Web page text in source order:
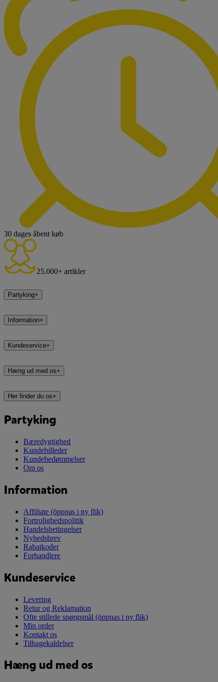
30 dages åbent køb
25.000+ artikler
Partyking+
Information+
Kundeservice+
Hæng ud med os+
Her finder du os+
Partyking
Bæredygtighed
Kundebilleder
Kundebedømmelser
Om os
Information
Affiliate (öppnas i ny flik)
Fortrolighedspolitik
Handelsbetingelser
Nyhedsbrev
Rabatkoder
Forhandlere
Kundeservice
Levering
Retur og Reklamation
Ofte stillede spørgsmål (öppnas i ny flik)
Min order
Kontakt os
Tilbagekaldelser
Hæng ud med os